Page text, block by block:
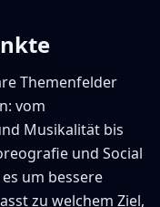
Themenfelder
vom
Musikalität bis
und Social
um bessere
zu welchem Ziel,